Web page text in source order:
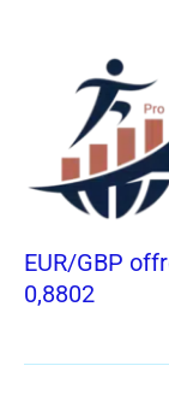
EUR/GBP
0,8802